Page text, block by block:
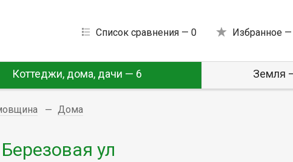
Список сравнения — 0 Избранное —
Коттеджи, дома, дачи — 6 Земля
Дома
ул